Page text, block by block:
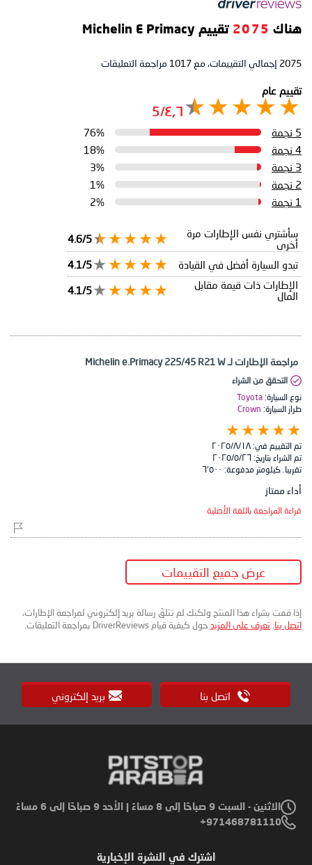
هناك 2075 تقييم Michelin E Primacy
2075 إجمالي التقييمات، مع 1017 مراجعة التعليقات
تقييم عام
٤٫٦/5
5 نجمة
76%
4 نجمة
18%
3 نجمة
3%
2 نجمة
1%
1 نجمة
2%
سأشتري نفس الإطارات مرة
أخرى
4.6/5
تبدو السيارة أفضل في القيادة
4.1/5
الإطارات ذات قيمة مقابل
المال
4.1/5
مراجعة الإطارات لـ Michelin e.Primacy 225/45 R21 W
التحقق من الشراء
نوع السيارة: Toyota
طراز السيارة: Crown
تم التقييم في: ١٨‏/٨‏/٢٠٢٥
تم الشراء بتاريخ: ٢٦‏/٥‏/٢٠٢٥
تقريبا. كيلومتر مدفوعة: ٦٬٥٠٠
أداء ممتاز
قراءة المراجعة باللغة الأصلية
عرض جميع التقييمات
إذا قمت بشراء هذا المنتج ولكنك لم تتلقَ رسالة بريد إلكتروني لمراجعة الإطارات،
اتصل بنا. تعرف على المزيد حول كيفية قيام DriverReviews بمراجعة التعليقات.
اتصل بنا بريد إلكتروني
الاثنين - السبت 9 صباحًا إلى 8 مساءً | الأحد 9 صباحًا إلى 6 مساءً
971468781110+
اشترك في النشرة الإخبارية